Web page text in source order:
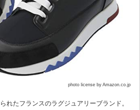
photo license by Amazon.co.jp
れたフランスのラグジュアリーブランド。